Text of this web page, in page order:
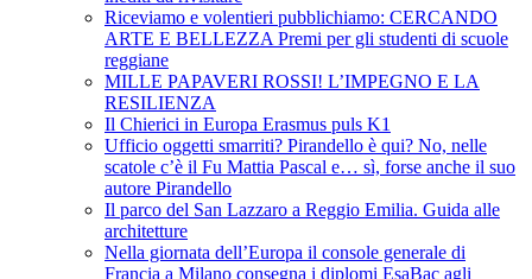
Riceviamo e volentieri pubblichiamo: CERCANDO
ARTE E BELLEZZA Premi per gli studenti di scuole
reggiane
MILLE PAPAVERI ROSSI! L’IMPEGNO E LA
RESILIENZA
Il Chierici in Europa Erasmus puls K1
Ufficio oggetti smarriti? Pirandello è qui? No, nelle
scatole c’è il Fu Mattia Pascal e… sì, forse anche il suo
autore Pirandello
Il parco del San Lazzaro a Reggio Emilia. Guida alle
architetture
Nella giornata dell’Europa il console generale di
Francia a Milano consegna i diplomi EsaBac agli